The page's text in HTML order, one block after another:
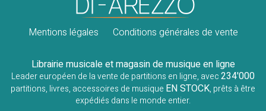
Mentions légales Conditions générales de vente
Librairie musicale et magasin de musique en ligne
Leader européen de la vente de partitions en ligne, avec234'000
partitions, livres, accessoires de musique EN STOCK, prêts à être
expédiés dans le monde entier.